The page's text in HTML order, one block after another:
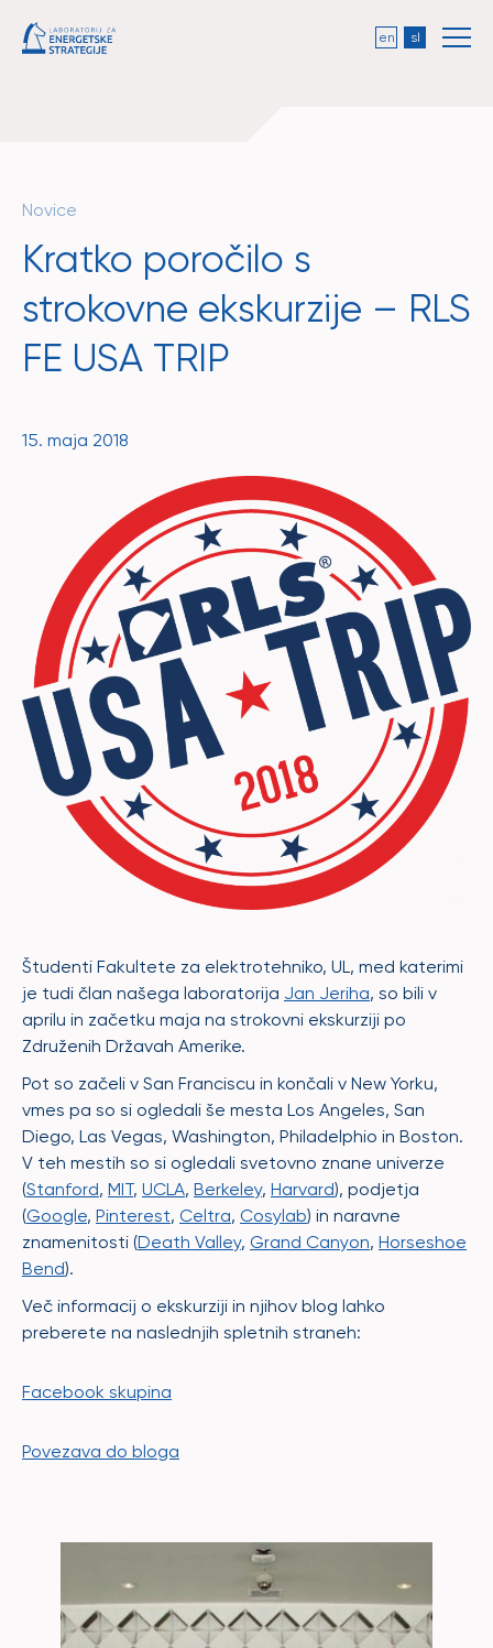
en sl
Novice
Kratko poročilo s
strokovne ekskurzije – RLS
FE USA TRIP
15. maja 2018
Študenti Fakultete za elektrotehniko, UL, med katerimi
je tudi član našega laboratorija Jan Jeriha, so bili v
aprilu in začetku maja na strokovni ekskurziji po
Združenih Državah Amerike.
Pot so začeli v San Franciscu in končali v New Yorku,
vmes pa so si ogledali še mesta Los Angeles, San
Diego, Las Vegas, Washington, Philadelphio in Boston.
V teh mestih so si ogledali svetovno znane univerze
(Stanford, MIT, UCLA, Berkeley, Harvard), podjetja
(Google, Pinterest, Celtra, Cosylab) in naravne
znamenitosti (Death Valley, Grand Canyon, Horseshoe
Bend).
Več informacij o ekskurziji in njihov blog lahko
preberete na naslednjih spletnih straneh:
Facebook skupina
Povezava do bloga